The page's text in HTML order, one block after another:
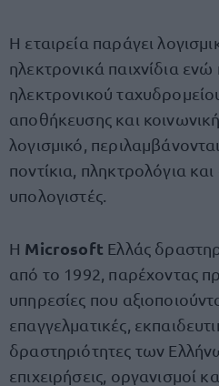
Η εταιρεία παράγει
ηλεκτρονικά παιχνίδια
ηλεκτρονικού
αποθήκευσης και
λογισμικό,
ποντίκια, πληκτρολόγια
υπολογιστές.
Η Microsoft Ελλάς
από το 1992, παρέχοντας
υπηρεσίες που
επαγγελματικές,
δραστηριότητες των
επιχειρήσεις, οργανισμοί